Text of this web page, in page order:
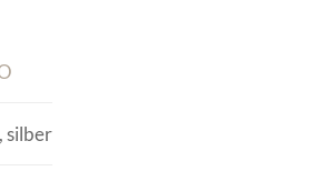
silber